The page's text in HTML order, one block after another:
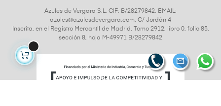
Azules de Vergara S.L. CIF: B/28279842. EMAIL:
azules@azulesdevergara.com. C/ Jordán 4
Inscrita, en el Registro Mercantil de Madrid, Tomo 2912, libro 0, folio 85,
sección 8, hoja M-49971 B/28279842